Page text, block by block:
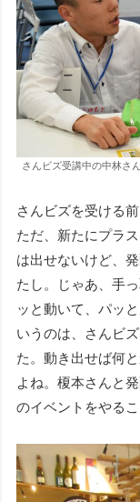
さんビズ受講中の中林さん
さんビズを受ける
ただ、新たにプラ
は出せないけど、
たし。じゃあ、手
ッと動いて、パッ
いうのは、さんビ
た。動き出せば何
よね。榎本さんと
のイベントをやる